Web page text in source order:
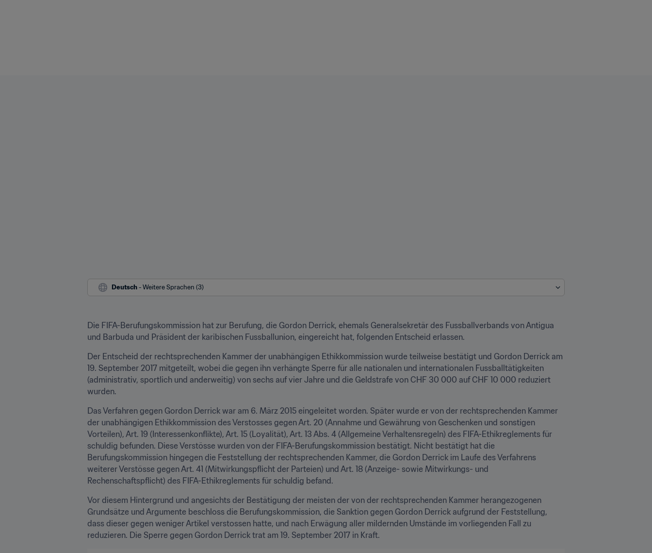
Deutsch - Weitere Sprachen (3)
Die FIFA-Berufungskommission hat zur Berufung, die Gordon Derrick, ehemals Generalsekretär des Fussballverbands von Antigua
und Barbuda und Präsident der karibischen Fussballunion, eingereicht hat, folgenden Entscheid erlassen.
Der Entscheid der rechtsprechenden Kammer der unabhängigen Ethikkommission wurde teilweise bestätigt und Gordon Derrick am
19. September 2017 mitgeteilt, wobei die gegen ihn verhängte Sperre für alle nationalen und internationalen Fussballtätigkeiten
(administrativ, sportlich und anderweitig) von sechs auf vier Jahre und die Geldstrafe von CHF 30 000 auf CHF 10 000 reduziert
wurden.
Das Verfahren gegen Gordon Derrick war am 6. März 2015 eingeleitet worden. Später wurde er von der rechtsprechenden Kammer
der unabhängigen Ethikkommission des Verstosses gegen Art. 20 (Annahme und Gewährung von Geschenken und sonstigen
Vorteilen), Art. 19 (Interessenkonflikte), Art. 15 (Loyalität), Art. 13 Abs. 4 (Allgemeine Verhaltensregeln) des FIFA-Ethikreglements für
schuldig befunden. Diese Verstösse wurden von der FIFA-Berufungskommission bestätigt. Nicht bestätigt hat die
Berufungskommission hingegen die Feststellung der rechtsprechenden Kammer, die Gordon Derrick im Laufe des Verfahrens
weiterer Verstösse gegen Art. 41 (Mitwirkungspflicht der Parteien) und Art. 18 (Anzeige- sowie Mitwirkungs- und
Rechenschaftspflicht) des FIFA-Ethikreglements für schuldig befand.
Vor diesem Hintergrund und angesichts der Bestätigung der meisten der von der rechtsprechenden Kammer herangezogenen
Grundsätze und Argumente beschloss die Berufungskommission, die Sanktion gegen Gordon Derrick aufgrund der Feststellung,
dass dieser gegen weniger Artikel verstossen hatte, und nach Erwägung aller mildernden Umstände im vorliegenden Fall zu
reduzieren. Die Sperre gegen Gordon Derrick trat am 19. September 2017 in Kraft.